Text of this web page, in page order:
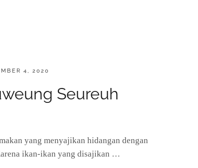
4, 2020
Seureuh
yang menyajikan hidangan dengan
ikan-ikan yang disajikan …